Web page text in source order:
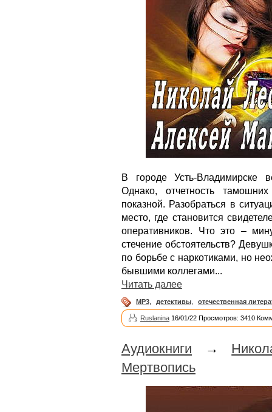
В городе Усть-Владимирске
Однако, отчетность
показной. Разобраться в
место, где становится
оперативников. Что это –
стечение обстоятельств?
по борьбе с наркотиками, но
бывшими коллегами...
Читать далее
MP3 детективы отечественная
Ruslanina 16/01/22 Просмотров: 3410
Аудиокниги →
Мертвопись